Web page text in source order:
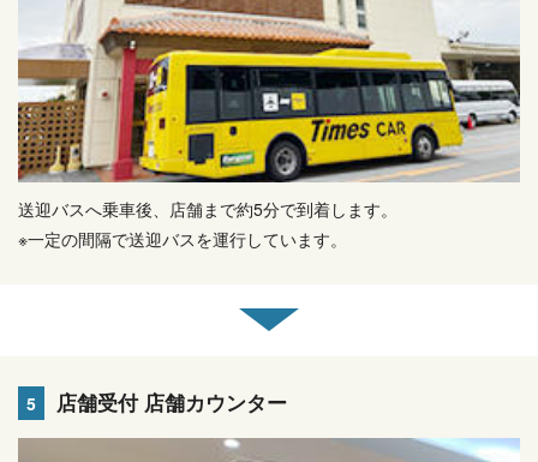
送迎バスへ乗車後、店舗まで約5分で到着します。
※一定の間隔で送迎バスを運行しています。
5 店舗受付 店舗カウンター